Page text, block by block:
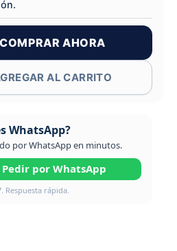
COMPRAR AHORA
AL CARRITO
WhatsApp?
por WhatsApp en minutos.
Pedir por WhatsApp
Respuesta rápida.